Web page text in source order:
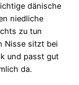
dänische
niedliche
zu tun
Nisse sitzt bei
und passt gut
da.